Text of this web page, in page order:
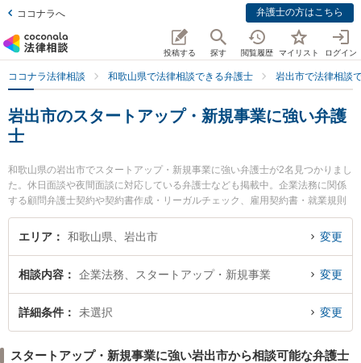
ココナラへ 弁護士の方はこちら
投稿する 探す 閲覧履歴 マイリスト ログイン
ココナラ法律相談 和歌山県で法律相談できる弁護士 岩出市で法律相談
岩出市のスタートアップ・新規事業に強い弁護
士
和歌山県の岩出市でスタートアップ・新規事業に強い弁護士が2名見つかりまし
た。休日面談や夜間面談に対応している弁護士なども掲載中。企業法務に関係
する顧問弁護士契約や契約書作成・リーガルチェック、雇用契約書・就業規則
作成等の細かな分野での絞り込み検索もでき便利です。特に岩出総合法律事務
所の阪本 倖多弁護士や那賀総合法律事務所の松山 魁杜弁護士のプロフィール情
『スタートアップ・新規事業のトラブル解決の実績豊富な近くの弁護士を検索
したい』『初回相談無料でスタートアップ・新規事業を法律相談できる岩出市
内の弁護士に相談予約したい』などでお困りの相談者さんにおすすめです。
エリア 和歌山県、岩出市 変更
相談内容 企業法務、スタートアップ・新規事業 変更
詳細条件 未選択 変更
スタートアップ・新規事業に強い岩出市から相談可能な弁護士